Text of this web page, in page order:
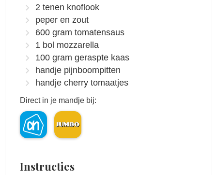
2 tenen knoflook
peper en zout
600 gram tomatensaus
1 bol mozzarella
100 gram geraspte kaas
handje pijnboompitten
handje cherry tomaatjes
Direct in je mandje bij:
Instructies